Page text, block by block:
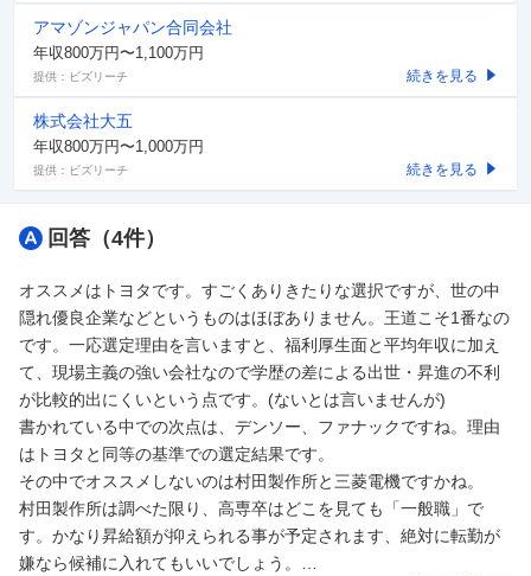
アマゾンジャパン合同会社
年収800万円〜1,100万円
提供：ビズリーチ 続きを見る
株式会社大五
年収800万円〜1,000万円
提供：ビズリーチ 続きを見る
回答（4件）
オススメはトヨタです。すごくありきたりな選択ですが、世の中
隠れ優良企業などというものはほぼありません。王道こそ1番なの
です。一応選定理由を言いますと、福利厚生面と平均年収に加え
て、現場主義の強い会社なので学歴の差による出世・昇進の不利
が比較的出にくいという点です。(ないとは言いませんが)
書かれている中での次点は、デンソー、ファナックですね。理由
はトヨタと同等の基準での選定結果です。
その中でオススメしないのは村田製作所と三菱電機ですかね。
村田製作所は調べた限り、高専卒はどこを見ても「一般職」で
す。かなり昇給額が抑えられる事が予定されます、絶対に転勤が
嫌なら候補に入れてもいいでしょう。